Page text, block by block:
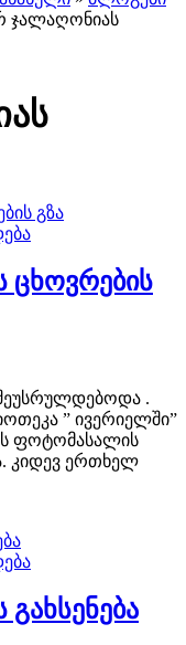
ჯალაღონიას
.
” ივერიელში”
ფოტომასალის
კიდევ ერთხელ